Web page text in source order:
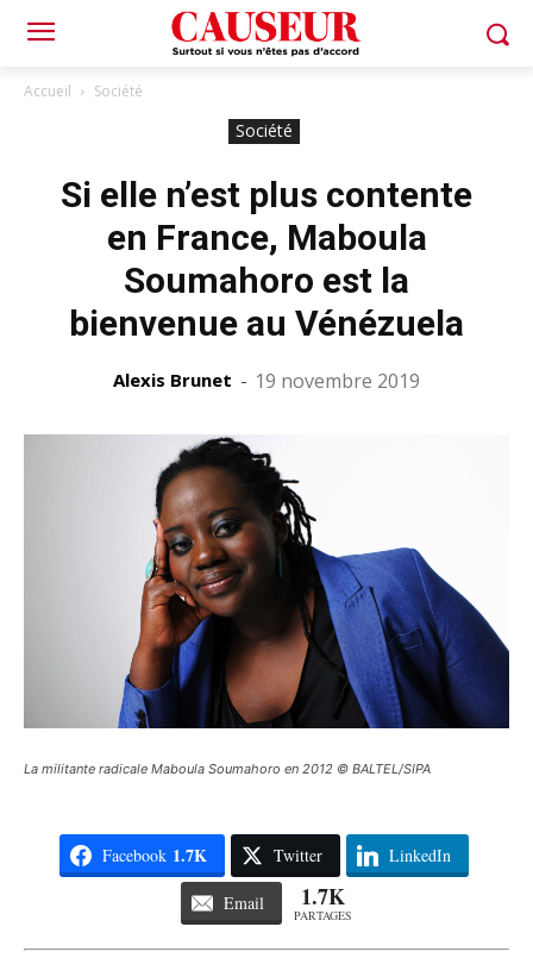
Accueil Société
Société
Si elle n’est plus contente
en France, Maboula
Soumahoro est la
bienvenue au Vénézuela
Alexis Brunet - 19 novembre 2019
La militante radicale Maboula Soumahoro en 2012 © BALTEL/SIPA
Facebook 1.7K Twitter LinkedIn
Email 1.7K
PARTAGES